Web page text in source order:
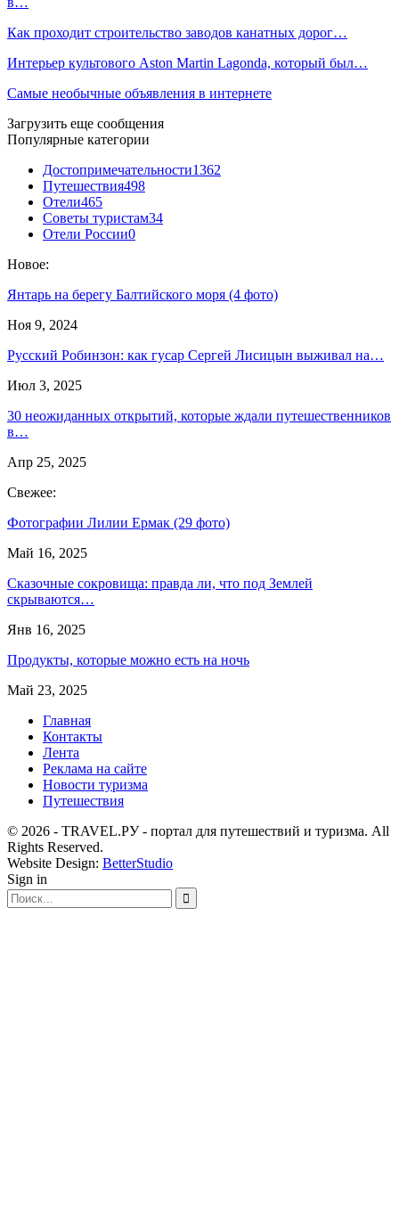
Как проходит строительство заводов канатных дорог…
Интерьер культового Aston Martin Lagonda, который был…
Самые необычные объявления в интернете
Загрузить еще сообщения
Популярные категории
Достопримечательности1362
Путешествия498
Отели465
Советы туристам34
Отели России0
Новое:
Янтарь на берегу Балтийского моря (4 фото)
Ноя 9, 2024
Русский Робинзон: как гусар Сергей Лисицын выживал на…
Июл 3, 2025
30 неожиданных открытий, которые ждали путешественников
в…
Апр 25, 2025
Свежее:
Фотографии Лилии Ермак (29 фото)
Май 16, 2025
Сказочные сокровища: правда ли, что под Землей
скрываются…
Янв 16, 2025
Продукты, которые можно есть на ночь
Май 23, 2025
Главная
Контакты
Лента
Реклама на сайте
Новости туризма
Путешествия
© 2026 - TRAVEL.РУ - портал для путешествий и туризма. All
Rights Reserved.
Website Design: BetterStudio
Sign in